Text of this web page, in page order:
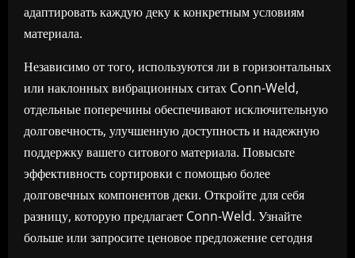
адаптировать каждую деку к конкретным условиям
материала.
Независимо от того, используются ли в горизонтальных
или наклонных вибрационных ситах Conn-Weld,
отдельные поперечины обеспечивают исключительную
долговечность, улучшенную доступность и надежную
поддержку вашего ситового материала. Повысьте
эффективность сортировки с помощью более
долговечных компонентов деки. Откройте для себя
разницу, которую предлагает Conn-Weld. Узнайте
больше или запросите ценовое предложение сегодня